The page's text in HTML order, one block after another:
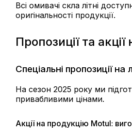
Всі омивачі скла літні
оригінальності продукції.
Пропозиції та акції
Спеціальні пропозиції на
На сезон 2025 року ми
привабливими цінами.
Акції на продукцію Motul: